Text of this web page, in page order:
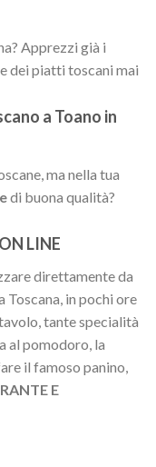
Apprezzi già i
dei piatti toscani mai
a Toano in
ma nella tua
di buona qualità?
LINE
direttamente da
in pochi ore
tante specialità
al pomodoro, la
il famoso panino,
E